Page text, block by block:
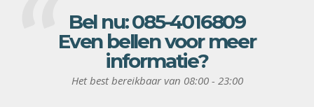
Bel nu:085-4016809
Even bellen voor meer
informatie?
Het best bereikbaar van 08:00 - 23:00